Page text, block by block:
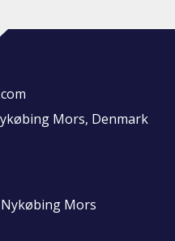
Mors, Denmark
Mors